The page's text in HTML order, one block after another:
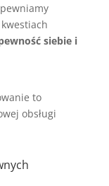
siebie i
to
obsługi